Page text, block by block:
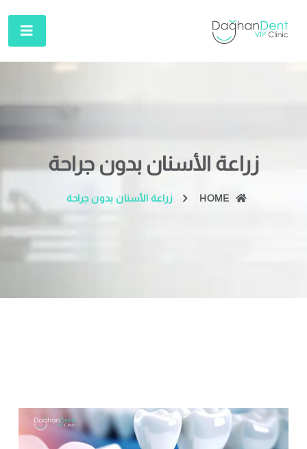
زراعة الأسنان بدون جراحة
HOME زراعة الأسنان بدون جراحة